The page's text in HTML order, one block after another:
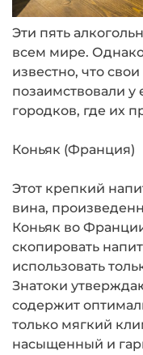
Эти пять
всем мире.
известно, что
позаимствовали у
городков, где их
Коньяк (Франция)
Этот крепкий
вина,
Коньяк во
скопировать
использовать
Знатоки
содержит
только мягкий
насыщенный и